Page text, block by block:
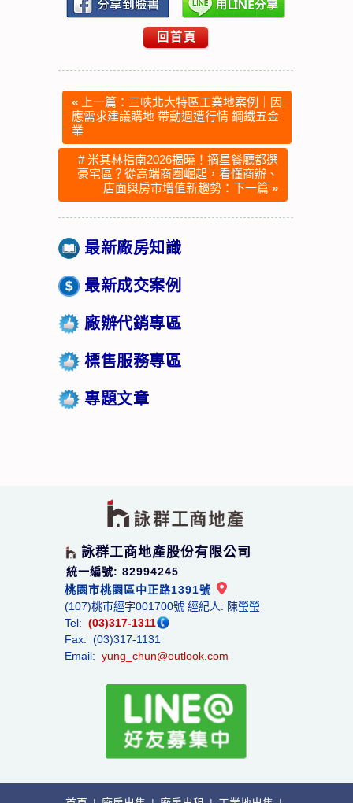
回首頁
« 上一篇：三峽北大特區工業地案例｜因
應需求建議購地 帶動週遭行情 鋼鐵五金
業
# 米其林指南2026揭曉！摘星餐廳都選
豪宅區？從高端商圈崛起，看懂商辦、
店面與房市增值新趨勢：下一篇 »
最新廠房知識
最新成交案例
廠辦代銷專區
標售服務專區
專題文章
詠群工商地產股份有限公司
統一編號: 82994245
桃園市桃園區中正路1391號
(107)桃市經字001700號 經紀人: 陳瑩瑩
Tel: (03)317-1311
Fax: (03)317-1131
Email: yung_chun@outlook.com